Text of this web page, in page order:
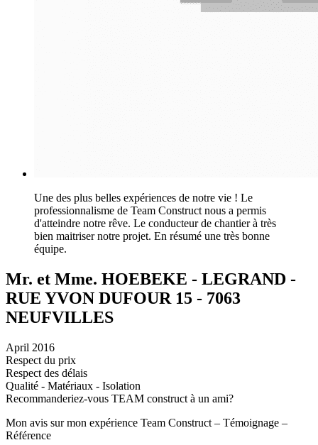
Une des plus belles expériences de notre vie ! Le
professionnalisme de Team Construct nous a permis
d'atteindre notre rêve. Le conducteur de chantier à très
bien maitriser notre projet. En résumé une très bonne
équipe.
Mr. et Mme. HOEBEKE - LEGRAND -
RUE YVON DUFOUR 15 - 7063
NEUFVILLES
April 2016
Respect du prix
Respect des délais
Qualité - Matériaux - Isolation
Recommanderiez-vous TEAM construct à un ami?
Mon avis sur mon expérience Team Construct – Témoignage –
Référence